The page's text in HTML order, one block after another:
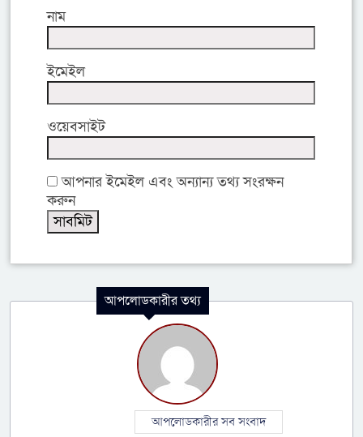
নাম
ইমেইল
ওয়েবসাইট
আপনার ইমেইল এবং অন্যান্য তথ্য সংরক্ষন
করুন
আপলোডকারীর তথ্য
আপলোডকারীর সব সংবাদ